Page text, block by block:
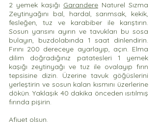
2 yemek kaşığı Garandere Naturel Sızma
Zeytinyağını bal, hardal, sarımsak, kekik,
fesleğen, tuz ve karabiber ile karıştırın.
Sosun yarısını ayırın ve tavukları bu sosa
bulayın, buzdolabında 1 saat dinlendirin.
Fırını 200 dereceye ayarlayıp, açın. Elma
dilim doğradığınız patatesleri 1 yemek
kaşığı zeytinyağı ve tuz ile ovalayıp fırın
tepsisine dizin. Üzerine tavuk göğüslerini
yerleştirin ve sosun kalan kısmını üzerlerine
dökün. Yaklaşık 40 dakika önceden ısıtılmış
fırında pişirin.
Afiyet olsun.